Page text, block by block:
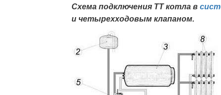
Схема подключения ТТ котла в
и четырехходовым клапаном.